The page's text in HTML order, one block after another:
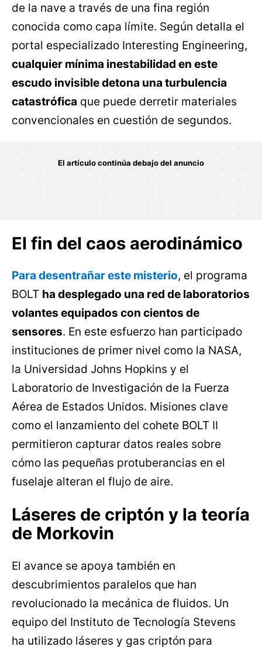
de la nave a través de una fina región
conocida como capa límite. Según detalla el
portal especializado Interesting Engineering,
cualquier mínima inestabilidad en este
escudo invisible detona una turbulencia
catastrófica que puede derretir materiales
convencionales en cuestión de segundos.
El fin del caos aerodinámico
Para desentrañar este misterio, el programa
BOLT ha desplegado una red de laboratorios
volantes equipados con cientos de
sensores. En este esfuerzo han participado
instituciones de primer nivel como la NASA,
la Universidad Johns Hopkins y el
Laboratorio de Investigación de la Fuerza
Aérea de Estados Unidos. Misiones clave
como el lanzamiento del cohete BOLT II
permitieron capturar datos reales sobre
cómo las pequeñas protuberancias en el
fuselaje alteran el flujo de aire.
Láseres de criptón y la teoría
de Morkovin
El avance se apoya también en
descubrimientos paralelos que han
revolucionado la mecánica de fluidos. Un
equipo del Instituto de Tecnología Stevens
ha utilizado láseres y gas criptón para